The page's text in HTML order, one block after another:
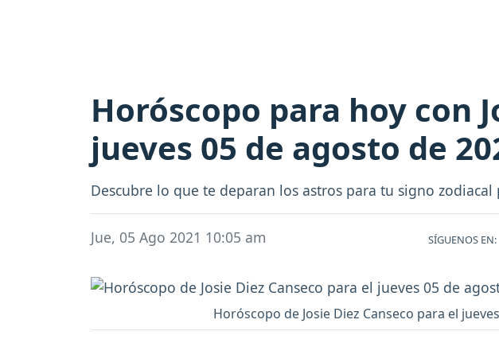
Horóscopo para hoy con
jueves 05 de agosto de
Descubre lo que te deparan los astros para tu signo zodiacal
Jue, 05 Ago 2021 10:05 am SÍGUENOS EN:
Horóscopo de Josie Diez Canseco para el